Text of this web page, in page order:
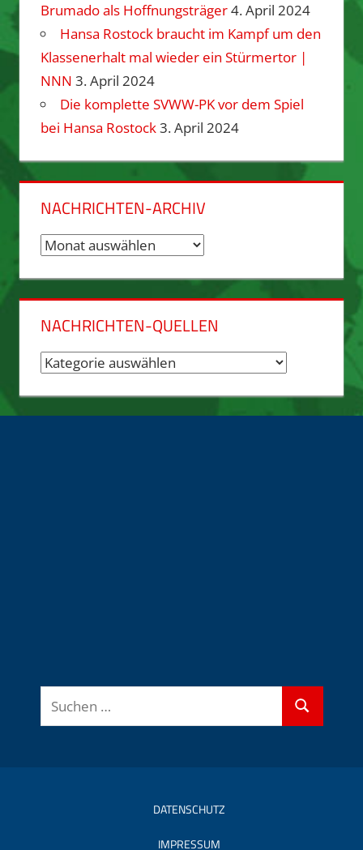
Brumado als Hoffnungsträger4. April 2024
Hansa Rostock braucht im Kampf um den
Klassenerhalt mal wieder ein Stürmertor |
NNN 3. April 2024
Die komplette SVWW-PK vor dem Spiel
bei Hansa Rostock3. April 2024
NACHRICHTEN-ARCHIV
Nachrichten-
NACHRICHTEN-QUELLEN
Nachrichten-
Suchen
nach:
Suchen
DATENSCHUTZ
IMPRESSUM